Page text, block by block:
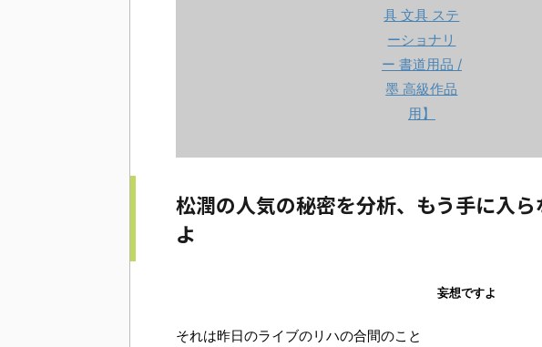
松潤の人気の秘密を分析、もう手に入
よ
妄想ですよ
それは昨日のライブのリハの合間のこと